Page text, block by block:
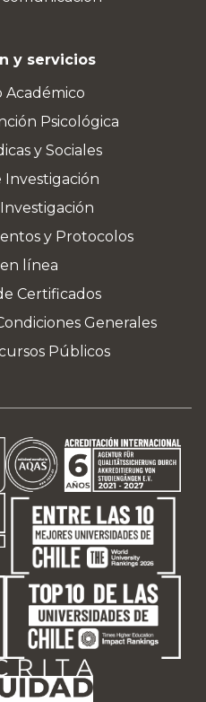
y servicios
Académico
Psicológica
y Sociales
y Protocolos
línea
Certificados
Generales
Públicos